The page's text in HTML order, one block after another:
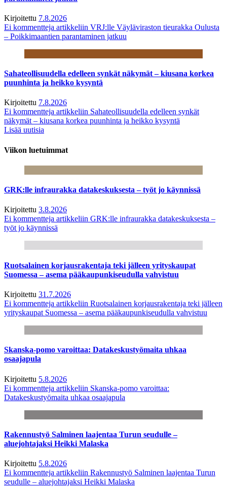
Kirjoitettu 7.8.2026
Ei kommentteja artikkeliin VRJ:lle Väyläviraston tieurakka Oulusta
– Poikkimaantien parantaminen jatkuu
Sahateollisuudella edelleen synkät näkymät – kiusana korkea
puunhinta ja heikko kysyntä
Kirjoitettu 7.8.2026
Ei kommentteja artikkeliin Sahateollisuudella edelleen synkät
näkymät – kiusana korkea puunhinta ja heikko kysyntä
Lisää uutisia
Viikon luetuimmat
GRK:lle infraurakka datakeskuksesta – työt jo käynnissä
Kirjoitettu 3.8.2026
Ei kommentteja artikkeliin GRK:lle infraurakka datakeskuksesta –
työt jo käynnissä
Ruotsalainen korjausrakentaja teki jälleen yrityskaupat
Suomessa – asema pääkaupunkiseudulla vahvistuu
Kirjoitettu 31.7.2026
Ei kommentteja artikkeliin Ruotsalainen korjausrakentaja teki jälleen
yrityskaupat Suomessa – asema pääkaupunkiseudulla vahvistuu
Skanska-pomo varoittaa: Datakeskustyömaita uhkaa
osaajapula
Kirjoitettu 5.8.2026
Ei kommentteja artikkeliin Skanska-pomo varoittaa:
Datakeskustyömaita uhkaa osaajapula
Rakennustyö Salminen laajentaa Turun seudulle –
aluejohtajaksi Heikki Malaska
Kirjoitettu 5.8.2026
Ei kommentteja artikkeliin Rakennustyö Salminen laajentaa Turun
seudulle – aluejohtajaksi Heikki Malaska